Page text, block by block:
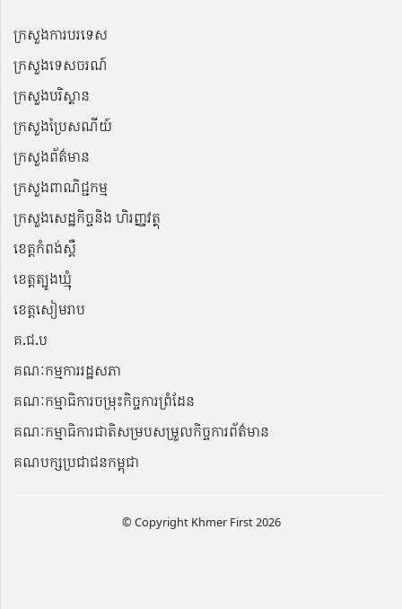
ក្រសួងការបរទេស
ក្រសួងទេសចរណ៍
ក្រសួងបរិស្ថាន
ក្រសួងប្រៃសណីយ៍
ក្រសួងព័ត៌មាន
ក្រសួងពាណិជ្ជកម្ម
ក្រសួងសេដ្ឋកិច្ចនិង ហិរញ្ញវត្ថុ
ខេត្តកំពង់ស្ពឺ
ខេត្តត្បូងឃ្មុំ
ខេត្តសៀមរាប
គ.ជ.ប
គណៈកម្មការរដ្ឋសភា
គណៈកម្មាធិការចម្រុះកិច្ចការព្រំដែន
គណៈកម្មាធិការជាតិសម្របសម្រួលកិច្ចការព័ត៌មាន
គណបក្សប្រជាជនកម្ពុជា
© Copyright Khmer First 2026